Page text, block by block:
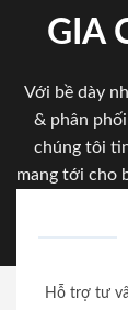
GIA
Với bề dày
& phân
chúng tôi
mang tới cho
Hỗ trợ tư